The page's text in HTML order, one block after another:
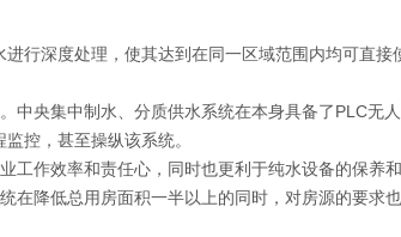
行深度处理，使其达到在同一区域范围内均可直接
中央集中制水、分质供水系统在本身具备了PLC无
控，甚至操纵该系统。
工作效率和责任心，同时也更利于纯水设备的保养和
在降低总用房面积一半以上的同时，对房源的要求